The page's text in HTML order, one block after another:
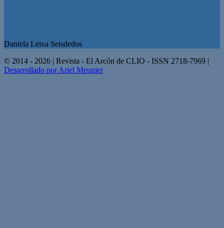
Daniela Leiva Seisdedos
© 2014 - 2026 | Revista - El Arcón de CLIO - ISSN 2718-7969 |
Desarrollado por Ariel Meunier